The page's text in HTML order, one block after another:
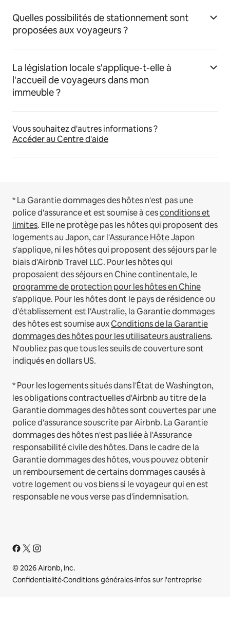
Quelles possibilités de stationnement sont
proposées aux voyageurs ?
La législation locale s'applique-t-elle à
l'accueil de voyageurs dans mon
immeuble ?
Vous souhaitez d'autres informations ?
Accéder au Centre d'aide
* La Garantie dommages des hôtes n'est pas une
police d'assurance et est soumise à cesconditions et
limites. Elle ne protège pas les hôtes qui proposent des
logements au Japon, car l'Assurance Hôte Japon
s'applique, ni les hôtes qui proposent des séjours par le
biais d'Airbnb Travel LLC. Pour les hôtes qui
proposaient des séjours en Chine continentale, le
programme de protection pour les hôtes en Chine
s'applique. Pour les hôtes dont le pays de résidence ou
d'établissement est l'Australie, la Garantie dommages
des hôtes est soumise auxConditions de la Garantie
dommages des hôtes pour les utilisateurs australiens.
N'oubliez pas que tous les seuils de couverture sont
indiqués en dollars US.
* Pour les logements situés dans l'État de Washington,
les obligations contractuelles d'Airbnb au titre de la
Garantie dommages des hôtes sont couvertes par une
police d'assurance souscrite par Airbnb. La Garantie
dommages des hôtes n'est pas liée à l'Assurance
responsabilité civile des hôtes. Dans le cadre de la
Garantie dommages des hôtes, vous pouvez obtenir
un remboursement de certains dommages causés à
votre logement ou vos biens si le voyageur qui en est
responsable ne vous verse pas d'indemnisation.
© 2026 Airbnb, Inc.
Confidentialité·Conditions générales·Infos sur l'entreprise